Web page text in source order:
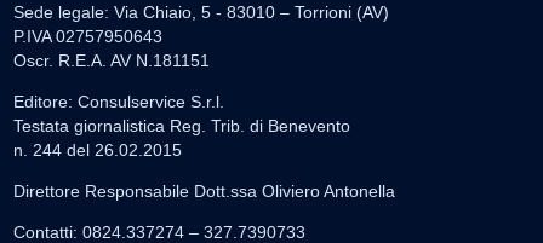
Sede legale: Via Chiaio, 5 - 83010 – Torrioni (AV)
P.IVA 02757950643
Oscr. R.E.A. AV N.181151
Editore: Consulservice S.r.l.
Testata giornalistica Reg. Trib. di Benevento
n. 244 del 26.02.2015
Direttore Responsabile Dott.ssa Oliviero Antonella
Contatti: 0824.337274 – 327.7390733